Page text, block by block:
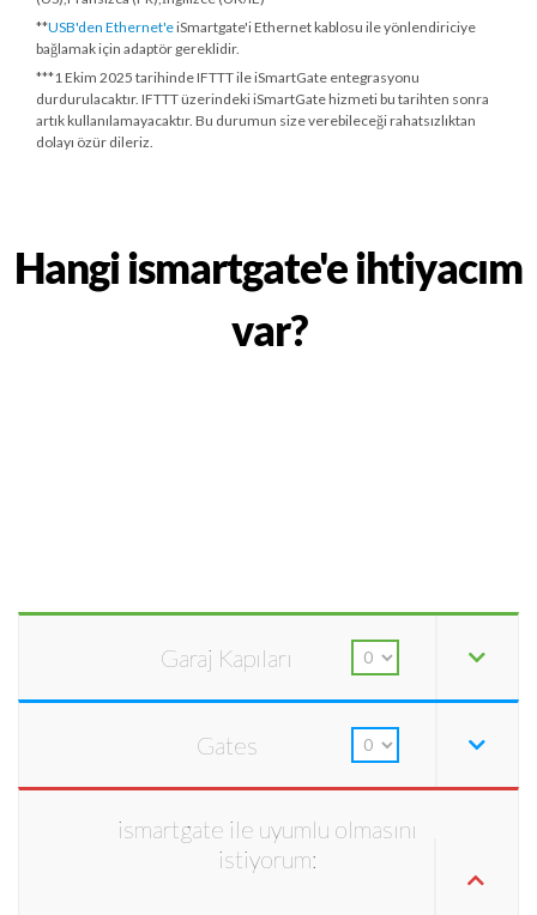
**USB'den Ethernet'eiSmartgate'i Ethernet kablosu ile yönlendiriciye
bağlamak için adaptör gereklidir.
***1 Ekim 2025 tarihindeIFTTT ile iSmartGate entegrasyonu
durdurulacaktır. IFTTT üzerindeki iSmartGate hizmeti bu tarihten sonra
artık kullanılamayacaktır. Bu durumun size verebileceği rahatsızlıktan
dolayı özür dileriz.
Hangi ismartgate'e ihtiyacım
var?
Garaj Kapıları
Gates
ismartgate ile uyumlu olmasını
istiyorum: